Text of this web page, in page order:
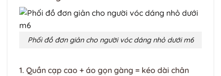
Phối đồ đơn giản cho người vóc dáng nhỏ dưới m6
1. Quần cạp cao + áo gọn gàng = kéo dài chân